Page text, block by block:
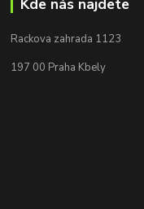
Kde nás najdete
Rackova zahrada 1123
197 00 Praha Kbely